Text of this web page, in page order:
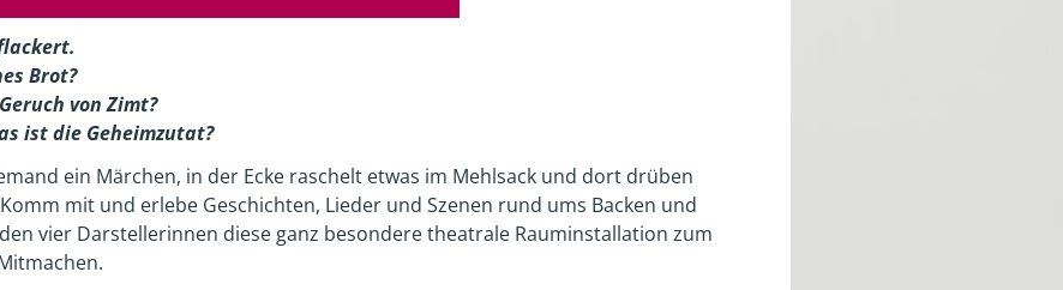
Brot?
von Zimt?
ist die Geheimzutat?
ein Märchen, in der Ecke raschelt etwas im Mehlsack und dort drüben
Komm mit und erlebe Geschichten, Lieder und Szenen rund ums Backen und
vier Darstellerinnen diese ganz besondere theatrale Rauminstallation zum